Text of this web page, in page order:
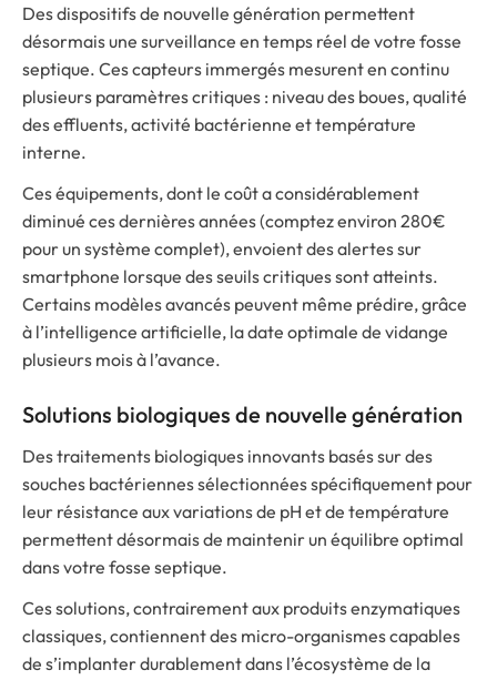
Des dispositifs de nouvelle génération permettent
désormais une surveillance en temps réel de votre fosse
septique. Ces capteurs immergés mesurent en continu
plusieurs paramètres critiques : niveau des boues, qualité
des effluents, activité bactérienne et température
interne.
Ces équipements, dont le coût a considérablement
diminué ces dernières années (comptez environ 280€
pour un système complet), envoient des alertes sur
smartphone lorsque des seuils critiques sont atteints.
Certains modèles avancés peuvent même prédire, grâce
à l’intelligence artificielle, la date optimale de vidange
plusieurs mois à l’avance.
Solutions biologiques de nouvelle génération
Des traitements biologiques innovants basés sur des
souches bactériennes sélectionnées spécifiquement pour
leur résistance aux variations de pH et de température
permettent désormais de maintenir un équilibre optimal
dans votre fosse septique.
Ces solutions, contrairement aux produits enzymatiques
classiques, contiennent des micro-organismes capables
de s’implanter durablement dans l’écosystème de la